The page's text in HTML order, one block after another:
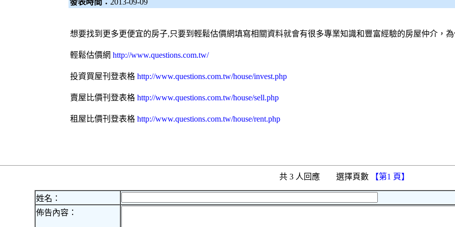
發表時間： 2013-09-09
想要找到更多更便宜的房子,只要到 輕鬆估價網填寫相關資料就會有很多專業知識和豐富經驗的房屋仲介，
輕鬆估價網 http://www.questions.com.tw/
投資買屋刊登表格 http://www.questions.com.tw/house/invest.php
賣屋比價刊登表格 http://www.questions.com.tw/house/sell.php
租屋比價刊登表格 http://www.questions.com.tw/house/rent.php
共 3 人回應 選擇頁數 【第1 頁】
姓名：
佈告內容：